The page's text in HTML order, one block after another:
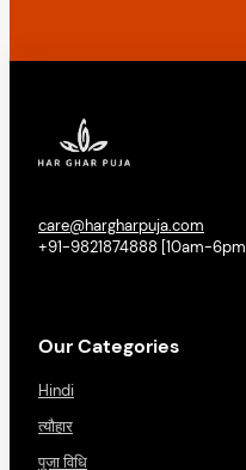
care@hargharpuja.com
+91-9821874888 [10am-6pm]
Our Categories
Hindi
त्यौहार
पूजा विधि